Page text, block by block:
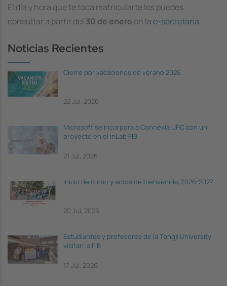
El día y hora que te toca matricularte los puedes
consultar a partir del 30 de enero en lae-secretaria.
Noticias Recientes
Cierre por vacaciones de verano 2026
22 Jul, 2026
Microsoft se incorpora a Connèxia UPC con un
proyecto en el inLab FIB
21 Jul, 2026
Inicio de curso y actos de bienvenida, 2026-2027
20 Jul, 2026
Estudiantes y profesores de la Tongji University
visitan la FIB
17 Jul, 2026